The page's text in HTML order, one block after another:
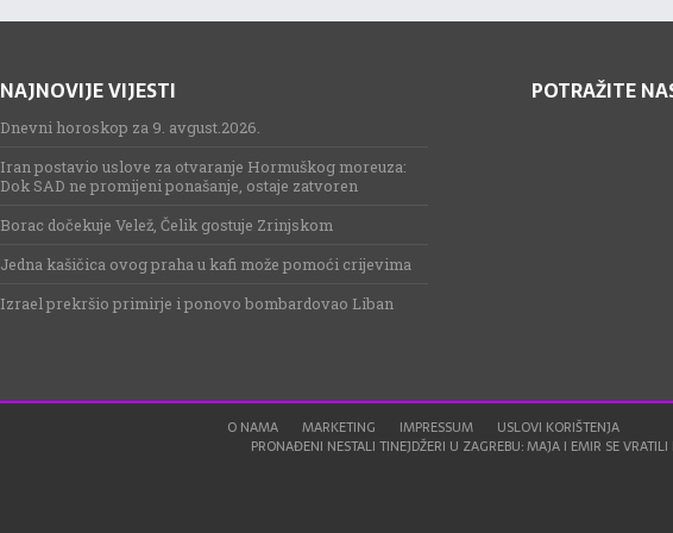
NAJNOVIJE VIJESTI
Dnevni horoskop za 9. avgust.2026.
Iran postavio uslove za otvaranje Hormuškog moreuza:
Dok SAD ne promijeni ponašanje, ostaje zatvoren
Borac dočekuje Velež, Čelik gostuje Zrinjskom
Jedna kašičica ovog praha u kafi može pomoći crijevima
Izrael prekršio primirje i ponovo bombardovao Liban
POTRAŽITE
O NAMA MARKETING IMPRESSUM
USLOVI KORIŠTENJA
PRONAĐENI NESTALI TINEJDŽERI U ZAGREBU: MAJA I EMIR SE VRATILI